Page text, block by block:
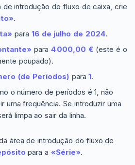
de introdução do fluxo de caixa, crie
.
para 16 de julho de 2024.
para 4 000,00 € (este é o
poupado).
(de Períodos) para1.
o número de períodos é 1, não
uma frequência. Se introduzir uma
limpa ao sair da linha.
área de introdução do fluxo de
para a «Série».